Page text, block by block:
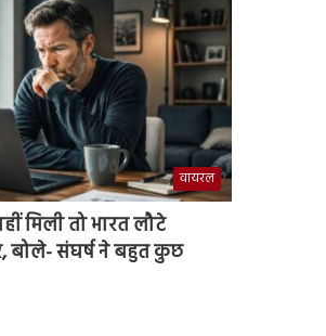
वायरल
मिली तो भारत लौटे
बोले- संघर्ष ने बहुत कुछ